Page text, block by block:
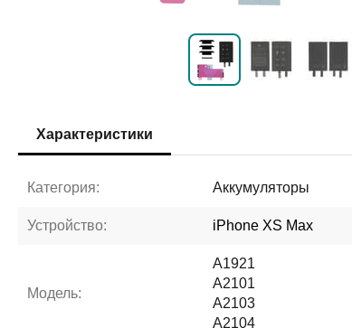
Характеристики
Категория: Аккумуляторы
Устройство: iPhone XS Max
Модель:
A1921
A2101
A2103
A2104